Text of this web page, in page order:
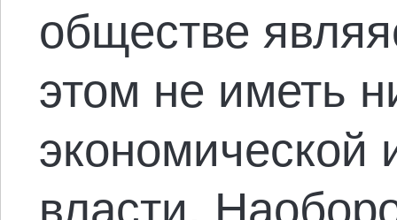
обществе
этом не иметь
экономической
власти.